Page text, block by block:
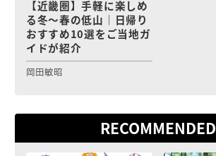
【近畿圏】手軽に楽しめ
る冬〜春の低山｜日帰り
おすすめ10選をご当地ガ
イドが紹介
岡田敏昭
RECOMMENDED